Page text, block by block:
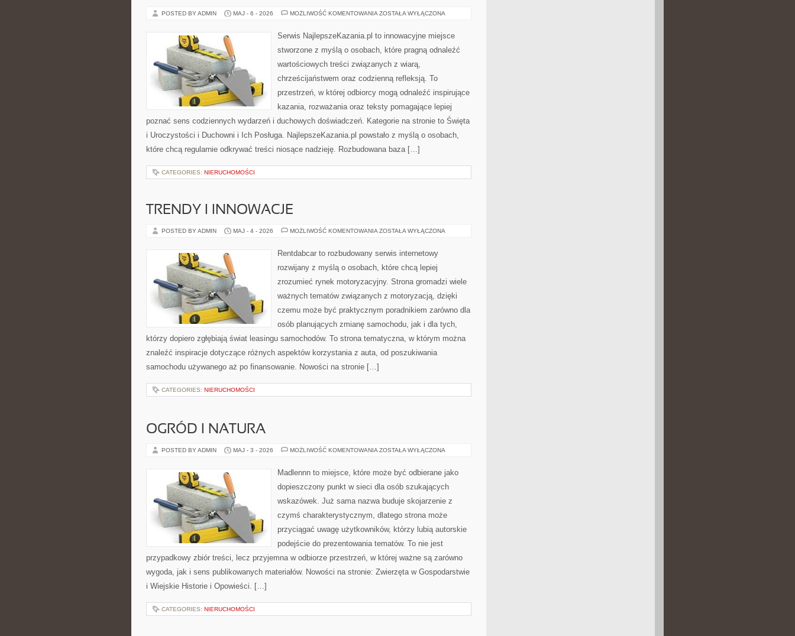
POSTED BY ADMIN MAJ - 6 - 2026 MOŻLIWOŚĆ KOMENTOWANIA KAZANIA
ZOSTAŁA WYŁĄCZONA
Serwis NajlepszeKazania.pl to innowacyjne miejsce
stworzone z myślą o osobach, które pragną odnaleźć
wartościowych treści związanych z wiarą,
chrześcijaństwem oraz codzienną refleksją. To
przestrzeń, w której odbiorcy mogą odnaleźć inspirujące
kazania, rozważania oraz teksty pomagające lepiej
poznać sens codziennych wydarzeń i duchowych doświadczeń. Kategorie na stronie to Święta
i Uroczystości i Duchowni i Ich Posługa. NajlepszeKazania.pl powstało z myślą o osobach,
które chcą regularnie odkrywać treści niosące nadzieję. Rozbudowana baza […]
CATEGORIES: NIERUCHOMOŚCI
TRENDY I INNOWACJE
POSTED BY ADMIN MAJ - 4 - 2026 MOŻLIWOŚĆ KOMENTOWANIA TRENDY
ZOSTAŁA WYŁĄCZONA
Rentdabcar to rozbudowany serwis internetowy
rozwijany z myślą o osobach, które chcą lepiej
zrozumieć rynek motoryzacyjny. Strona gromadzi wiele
ważnych tematów związanych z motoryzacją, dzięki
czemu może być praktycznym poradnikiem zarówno dla
osób planujących zmianę samochodu, jak i dla tych,
którzy dopiero zgłębiają świat leasingu samochodów. To strona tematyczna, w którym można
znaleźć inspiracje dotyczące różnych aspektów korzystania z auta, od poszukiwania
samochodu używanego aż po finansowanie. Nowości na stronie […]
CATEGORIES: NIERUCHOMOŚCI
OGRÓD I NATURA
POSTED BY ADMIN MAJ - 3 - 2026 MOŻLIWOŚĆ KOMENTOWANIA OGRÓD
ZOSTAŁA WYŁĄCZONA
Madlennn to miejsce, które może być odbierane jako
dopieszczony punkt w sieci dla osób szukających
wskazówek. Już sama nazwa buduje skojarzenie z
czymś charakterystycznym, dlatego strona może
przyciągać uwagę użytkowników, którzy lubią autorskie
podejście do prezentowania tematów. To nie jest
przypadkowy zbiór treści, lecz przyjemna w odbiorze przestrzeń, w której ważne są zarówno
wygoda, jak i sens publikowanych materiałów. Nowości na stronie: Zwierzęta w Gospodarstwie
i Wiejskie Historie i Opowieści. […]
CATEGORIES: NIERUCHOMOŚCI